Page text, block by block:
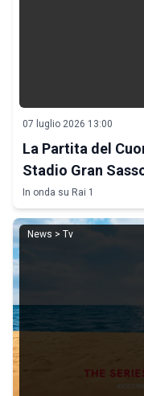
07 luglio 2026 13:00
La Partita del
Stadio Gran
In onda su Rai 1
News > Tv